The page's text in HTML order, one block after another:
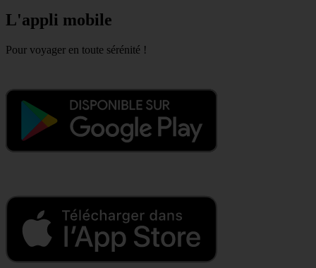
L'appli mobile
Pour voyager en toute sérénité !